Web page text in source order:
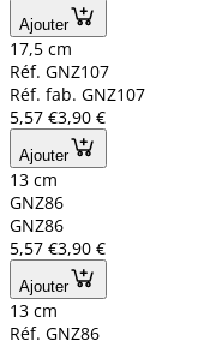
Ajouter
17,5 cm
Réf. GNZ107
Réf. fab. GNZ107
5,57 €3,90 €
Ajouter
13 cm
GNZ86
GNZ86
5,57 €3,90 €
Ajouter
13 cm
Réf. GNZ86